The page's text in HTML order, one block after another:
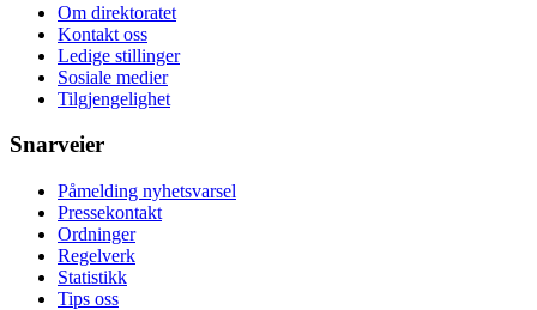
Om direktoratet
Kontakt oss
Ledige stillinger
Sosiale medier
Tilgjengelighet
Snarveier
Påmelding nyhetsvarsel
Pressekontakt
Ordninger
Regelverk
Statistikk
Tips oss